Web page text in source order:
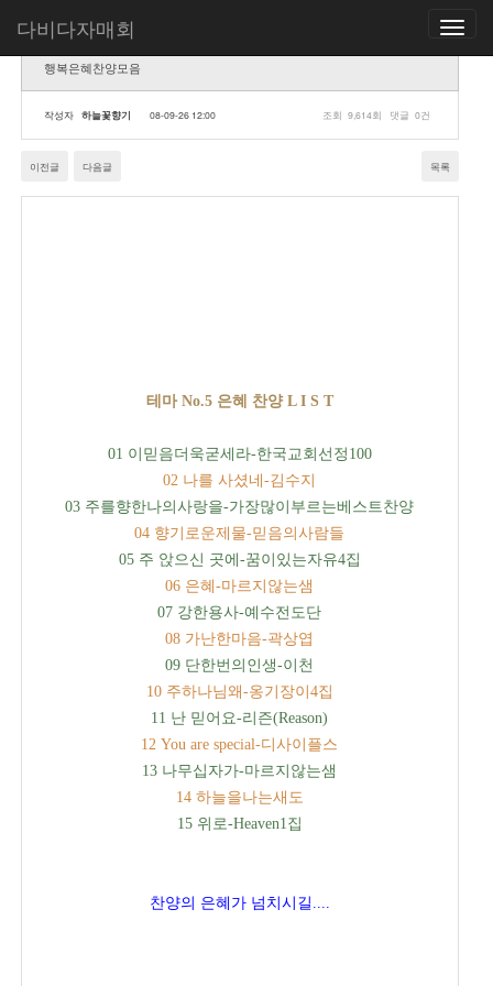
Toggle
다비다자매회
행복은혜찬양모음
작성자 하늘꽃향기 08-09-26 12:00 조회 9,614회 댓글 0건
이전글 다음글 목록
테마 No.5 은혜 찬양 L I S T
01 이믿음더욱굳세라-한국교회선정100
02 나를 사셨네-김수지
03 주를향한나의사랑을-가장많이부르는베스트찬양
04 향기로운제물-믿음의사람들
05 주 앉으신 곳에-꿈이있는자유4집
06 은혜-마르지않는샘
07 강한용사-예수전도단
08 가난한마음-곽상엽
09 단한번의인생-이천
10 주하나님왜-옹기장이4집
11 난 믿어요-리즌(Reason)
12 You are special-디사이플스
13 나무십자가-마르지않는샘
14 하늘을나는새도
15 위로-Heaven1집
찬양의 은혜가 넘치시길....